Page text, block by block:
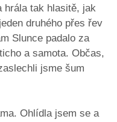
hrála tak hlasitě, jak
druhého přes řev
Slunce padalo za
a samota. Občas,
jsme šum
Ohlídla jsem se a